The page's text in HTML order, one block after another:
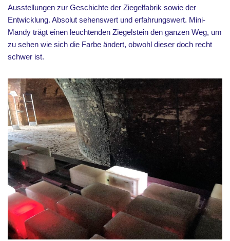
Ausstellungen zur Geschichte der Ziegelfabrik sowie der
Entwicklung. Absolut sehenswert und erfahrungswert. Mini-
Mandy trägt einen leuchtenden Ziegelstein den ganzen Weg, um
zu sehen wie sich die Farbe ändert, obwohl dieser doch recht
schwer ist.